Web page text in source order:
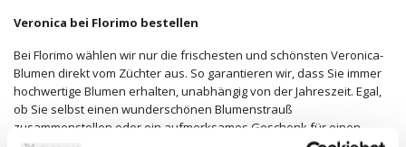
Veronica bei Florimo bestellen
Bei Florimo wählen wir nur die frischesten und schönsten Veronica-
Blumen direkt vom Züchter aus. So garantieren wir, dass Sie immer
hochwertige Blumen erhalten, unabhängig von der Jahreszeit. Egal,
ob Sie selbst einen wunderschönen Blumenstrauß
zusammenstellen oder ein aufmerksames Geschenk für einen